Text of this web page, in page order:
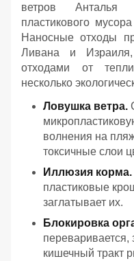
ветров Анталья
пластикового
Наносные отходы
Ливана и
отходами от
несколько
Ловушка ветра.
волнения на
токсичные слои
Иллюзия корма.
пластиковые
заглатывает их.
Блокировка
переваривается,
кишечный тракт